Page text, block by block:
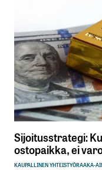
Sijoitusstrategi:
ostopaikka, ei
KAUPALLINEN YHTEISTYÖRAAKA-